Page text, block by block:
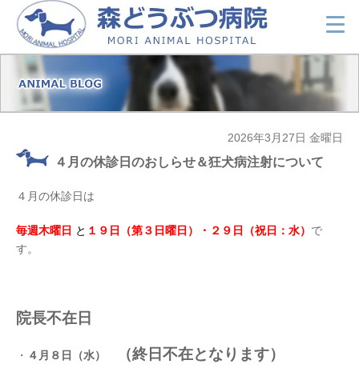
2026年3月27日 金曜日
４月の休診日のおしらせ＆狂犬病注射について
４月の休診日は
毎週木曜日 と １９日（第３日曜日）・２９日（祝日：水） で
す。
院長不在日
・ ４月８日（水） （終日不在となります）